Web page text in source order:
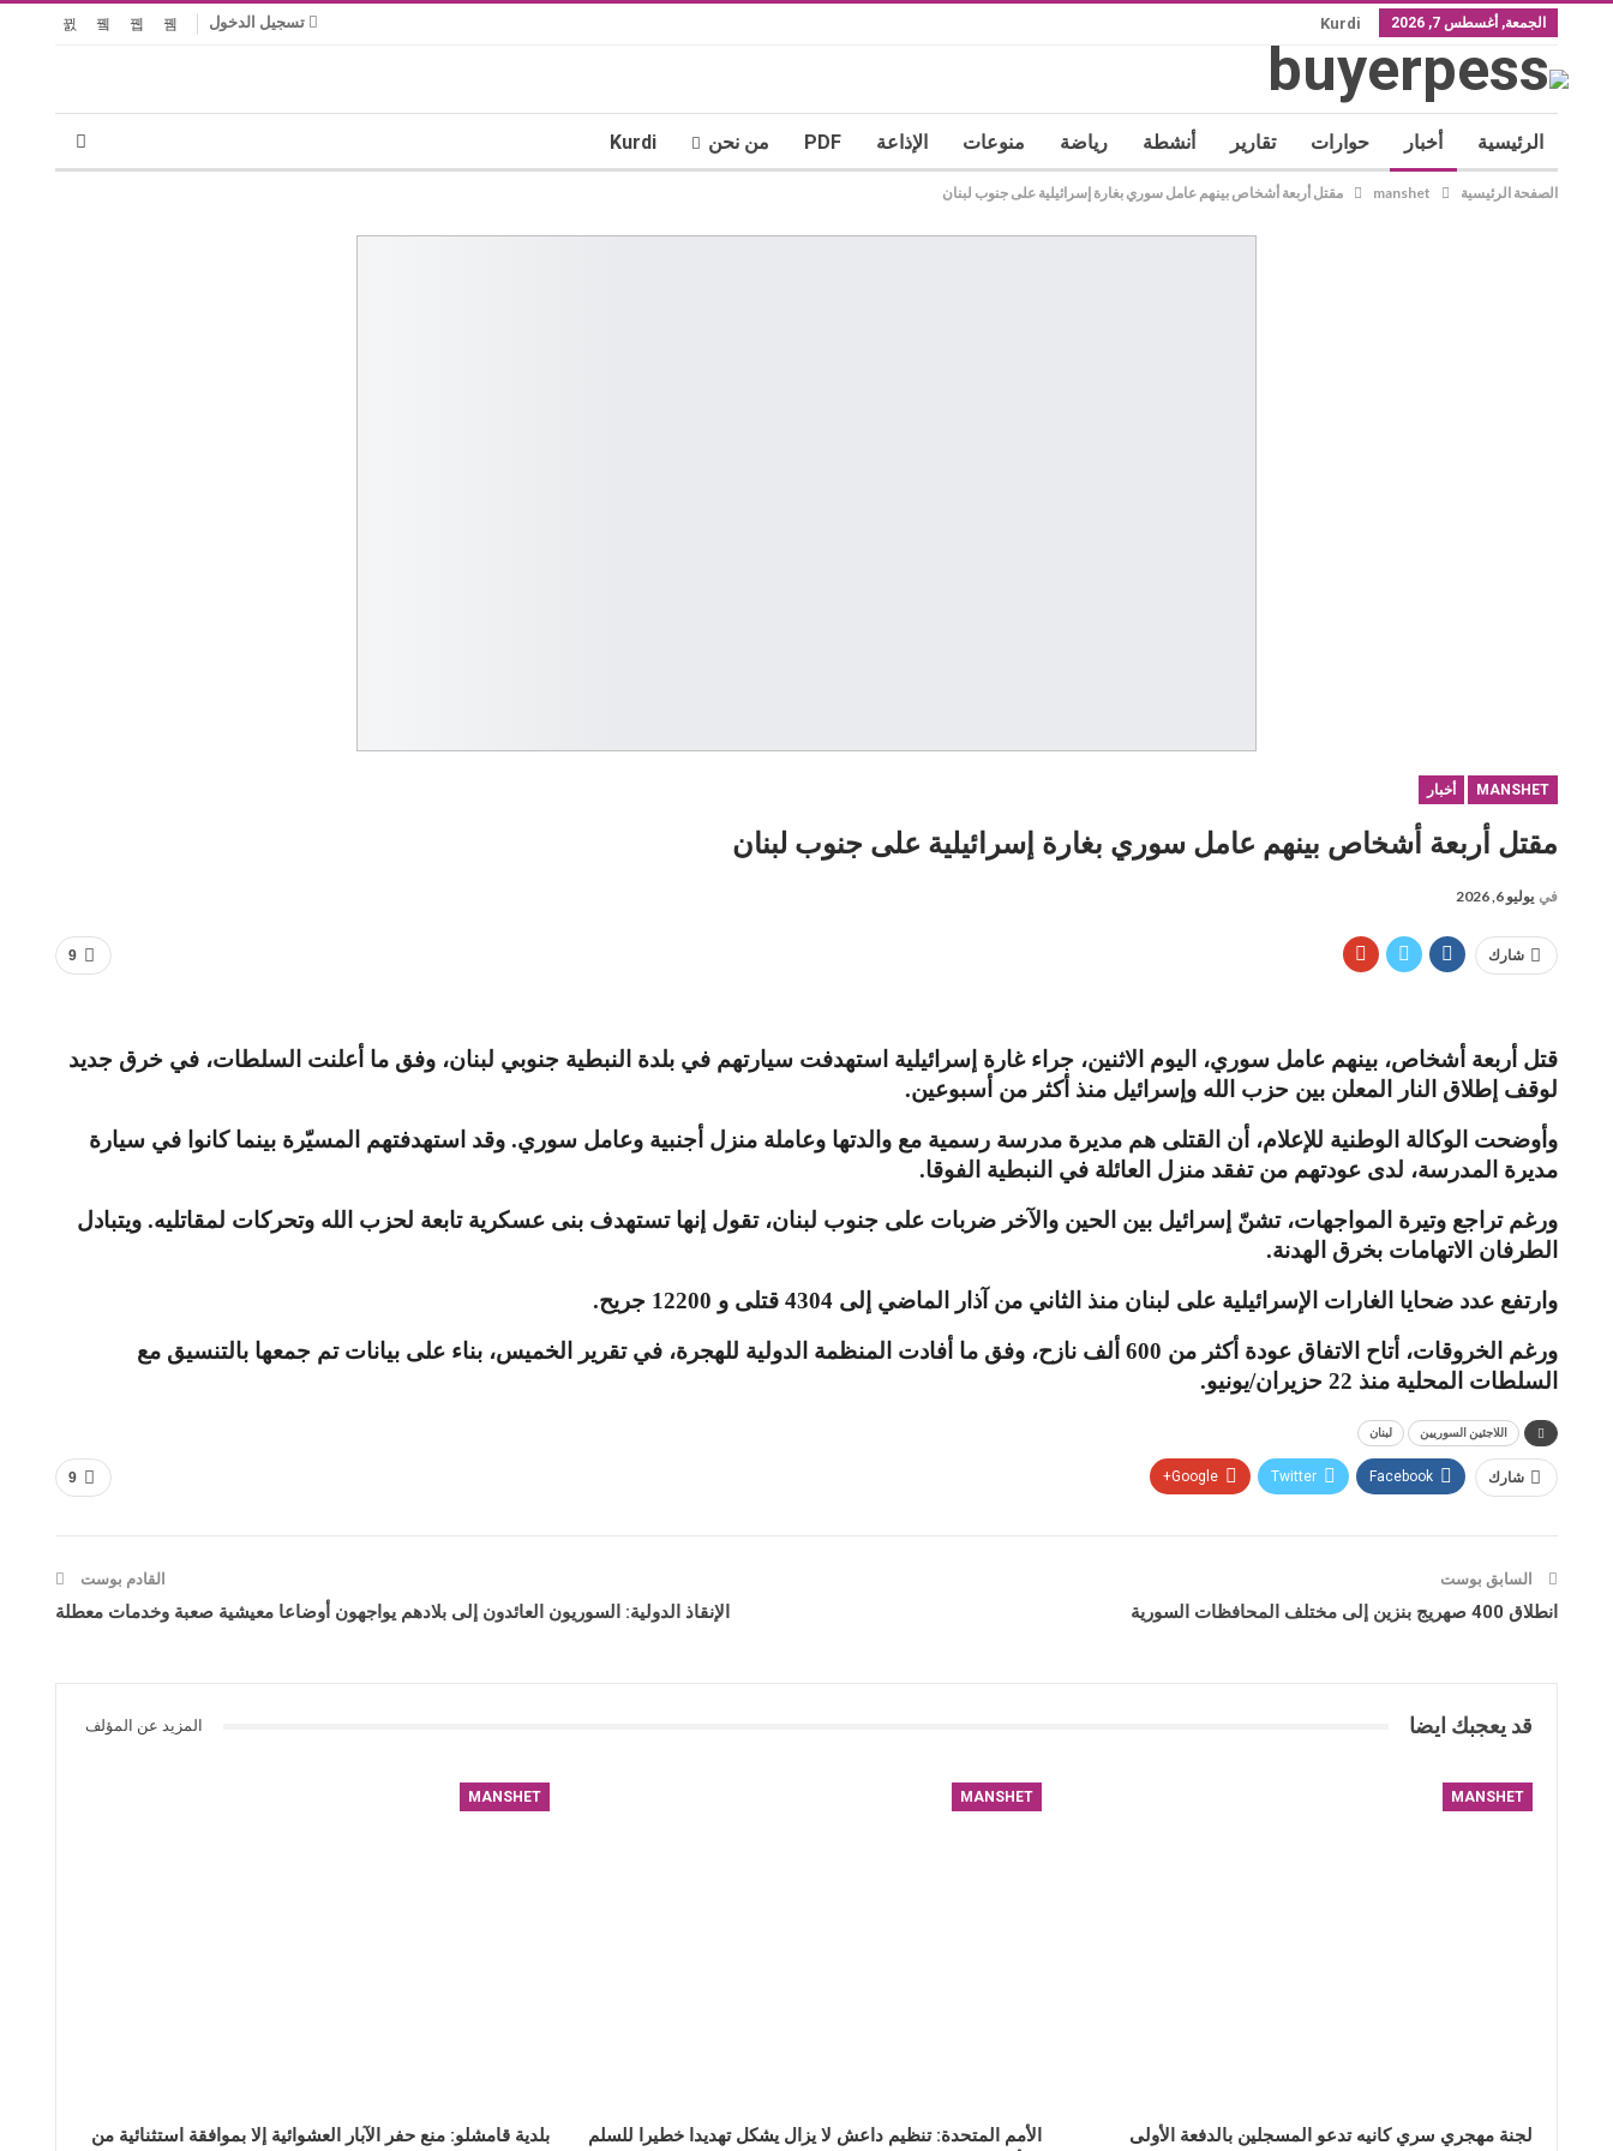
تسجيل الدخول الجمعة, أغسطس 7, 2026 Kurdi
الرئيسية أخبار حوارات تقارير أنشطة رياضة منوعات الإذاعة PDF من نحن Kurdi
الصفحة الرئيسية manshet مقتل أربعة أشخاص بينهم عامل سوري بغارة إسرائيلية على جنوب لبنان
MANSHET أخبار
مقتل أربعة أشخاص بينهم عامل سوري بغارة إسرائيلية على جنوب لبنان
في يوليو 6, 2026
9 شارك
قتل أربعة أشخاص، بينهم عامل سوري، اليوم الاثنين، جراء غارة إسرائيلية استهدفت سيارتهم في بلدة النبطية جنوبي لبنان، وفق ما أعلنت السلطات، في خرق جديد
لوقف إطلاق النار المعلن بين حزب الله وإسرائيل منذ أكثر من أسبوعين.
وأوضحت الوكالة الوطنية للإعلام، أن القتلى هم مديرة مدرسة رسمية مع والدتها وعاملة منزل أجنبية وعامل سوري. وقد استهدفتهم المسيّرة بينما كانوا في سيارة
مديرة المدرسة، لدى عودتهم من تفقد منزل العائلة في النبطية الفوقا.
ورغم تراجع وتيرة المواجهات، تشنّ إسرائيل بين الحين والآخر ضربات على جنوب لبنان، تقول إنها تستهدف بنى عسكرية تابعة لحزب الله وتحركات لمقاتليه. ويتبادل
الطرفان الاتهامات بخرق الهدنة.
وارتفع عدد ضحايا الغارات الإسرائيلية على لبنان منذ الثاني من آذار الماضي إلى 4304 قتلى و 12200 جريح.
ورغم الخروقات، أتاح الاتفاق عودة أكثر من 600 ألف نازح، وفق ما أفادت المنظمة الدولية للهجرة، في تقرير الخميس، بناء على بيانات تم جمعها بالتنسيق مع
السلطات المحلية منذ 22 حزيران/يونيو.
اللاجئين السوريين لبنان
9 شارك Facebook
Twitter
Google+
السابق بوست
انطلاق 400 صهريج بنزين إلى مختلف المحافظات السورية
القادم بوست
الإنقاذ الدولية: السوريون العائدون إلى بلادهم يواجهون أوضاعا معيشية صعبة وخدمات معطلة
قد يعجبك ايضا المزيد عن المؤلف
MANSHET
لجنة مهجري سري كانيه تدعو المسجلين بالدفعة الأولى
MANSHET
الأمم المتحدة: تنظيم داعش لا يزال يشكل تهديدا خطيرا للسلم
MANSHET
بلدية قامشلو: منع حفر الآبار العشوائية إلا بموافقة استثنائية من